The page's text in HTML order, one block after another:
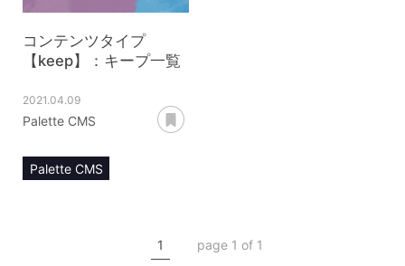
コンテンツタイプ
【keep】：キープ一覧
2021.04.09
Palette CMS
Palette CMS
コンテンツタイプ【keep】
1 page 1 of 1